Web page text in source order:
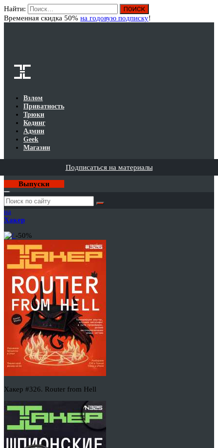
Найти:
Временная скидка 50% на годовую подписку!
Взлом
Приватность
Трюки
Кодинг
Админ
Geek
Магазин
Подписаться на материалы
Выпуски
Годовая
подписка
на
Хакер
-50%
Хакер #326. Router from Hell